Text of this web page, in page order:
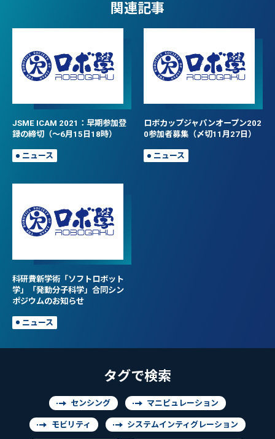
関連記事
JSME ICAM 2021：早期参加登
録の締切（～6月15日18時）
ニュース
ロボカップジャパンオープン202
0参加者募集（〆切11月27日）
ニュース
科研費新学術「ソフトロボット
学」「発動分子科学」合同シン
ポジウムのお知らせ
ニュース
タグで検索
センシング マニピュレーション
モビリティ システムインティグレーション